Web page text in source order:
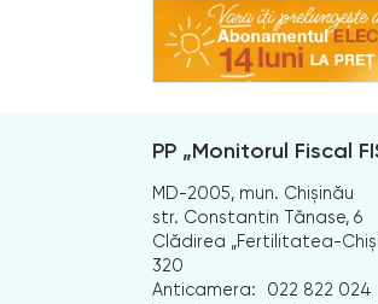
PP „Monitorul Fiscal
MD-2005, mun. Chișinău
str. Constantin Tănase, 6
Clădirea „Fertilitatea-
320
Anticamera:
022 822 024